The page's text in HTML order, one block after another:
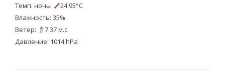
Темп. ночь:
24.95°C
Влажность: 35%
Ветер:
7.37 м.с.
Давление: 1014 hPa